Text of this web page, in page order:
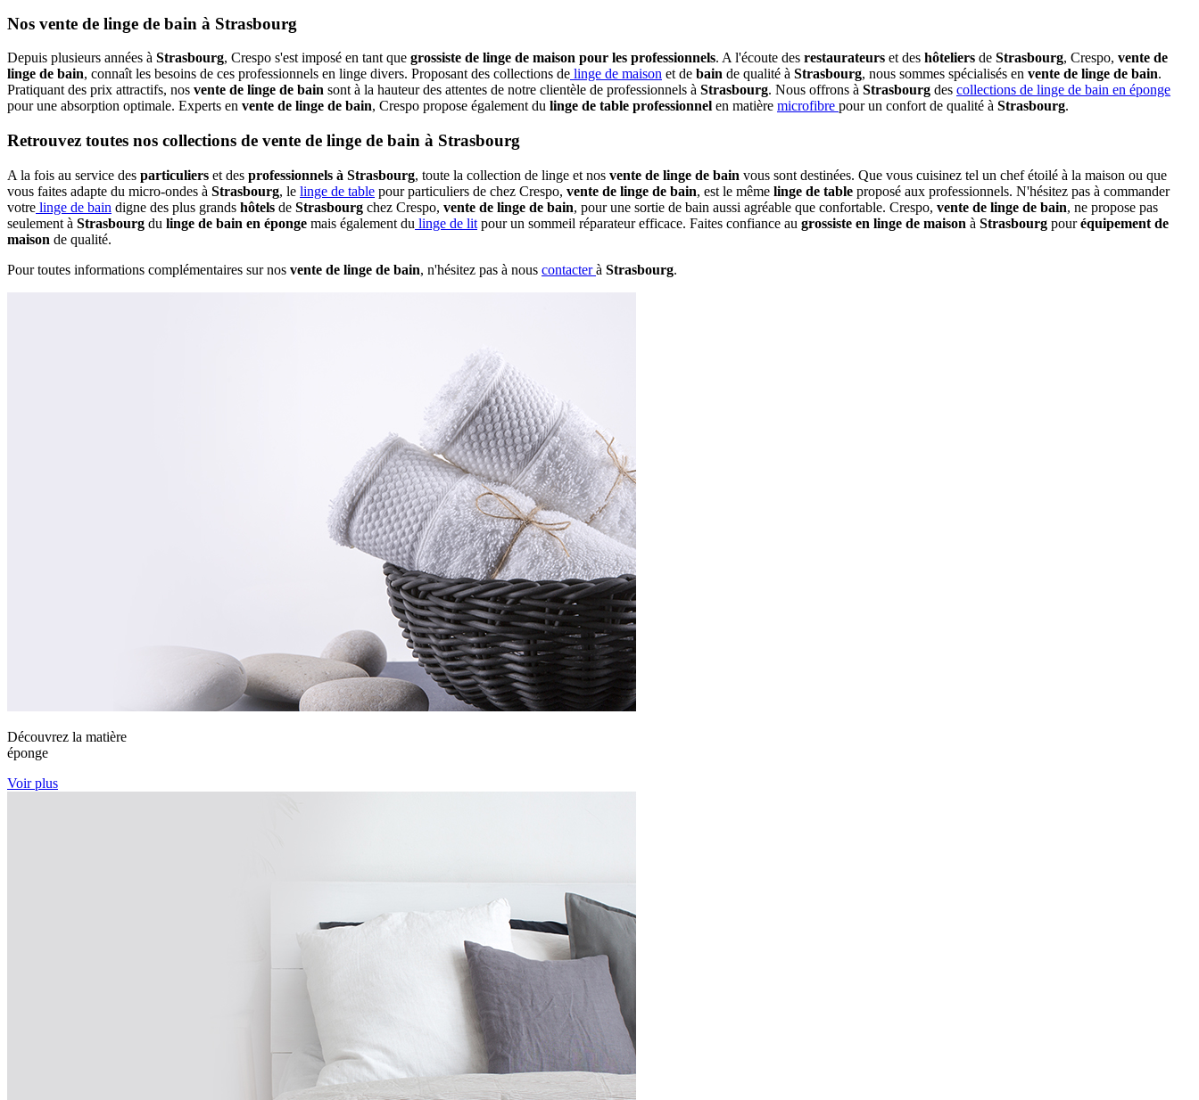
Nos vente de linge de bain à Strasbourg
Depuis plusieurs années à Strasbourg, Crespo s'est imposé en tant que grossiste de linge de maison pour les professionnels. A l'écoute des restaurateurs et des hôteliers de Strasbourg, Crespo, vente de
linge de bain, connaît les besoins de ces professionnels en linge divers. Proposant des collections de linge de maison et de bain de qualité à Strasbourg, nous sommes spécialisés en vente de linge de bain.
Pratiquant des prix attractifs, nos vente de linge de bain sont à la hauteur des attentes de notre clientèle de professionnels à Strasbourg. Nous offrons à Strasbourg des collections de linge de bain en éponge
pour une absorption optimale. Experts en vente de linge de bain, Crespo propose également du linge de table professionnel en matière microfibre pour un confort de qualité à Strasbourg.
Retrouvez toutes nos collections de vente de linge de bain à Strasbourg
A la fois au service des particuliers et des professionnels à Strasbourg, toute la collection de linge et nos vente de linge de bain vous sont destinées. Que vous cuisinez tel un chef étoilé à la maison ou que
vous faites adapte du micro-ondes à Strasbourg, le linge de table pour particuliers de chez Crespo, vente de linge de bain, est le même linge de table proposé aux professionnels. N'hésitez pas à commander
votre linge de bain digne des plus grands hôtels de Strasbourg chez Crespo, vente de linge de bain, pour une sortie de bain aussi agréable que confortable. Crespo, vente de linge de bain, ne propose pas
seulement à Strasbourg du linge de bain en éponge mais également du linge de lit pour un sommeil réparateur efficace. Faites confiance au grossiste en linge de maison à Strasbourg pouréquipement de
maison de qualité.
Pour toutes informations complémentaires sur nos vente de linge de bain, n'hésitez pas à nous contacterà Strasbourg.
Découvrez la matière
éponge
Voir plus